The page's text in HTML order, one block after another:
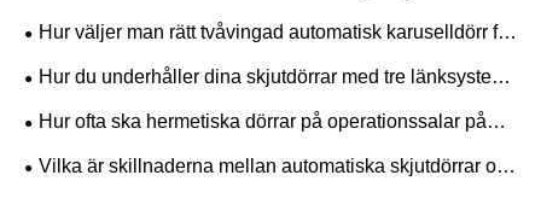
Hur väljer man rätt tvåvingad automatisk karuselldörr för
din byggnad?
Hur du underhåller dina skjutdörrar med tre länksystem
för lång livslängd
Hur ofta ska hermetiska dörrar på operationssalar på
intensivvårdsavdelningar servas?
Vilka är skillnaderna mellan automatiska skjutdörrar och